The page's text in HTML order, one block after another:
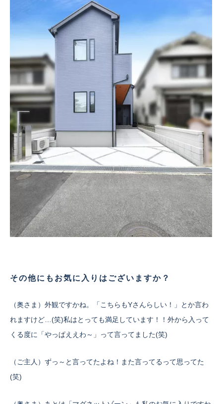
その他にもお気に入りはございますか？
（奥さま）外観ですかね。「こちらもYさんらしい！」とか言わ
れますけど…(笑)私はとっても満足しています！！外から入って
くる度に「やっぱええわ～」って言ってました(笑)
（ご主人）ずっ～と言ってたよね！また言ってるって思ってた
(笑)